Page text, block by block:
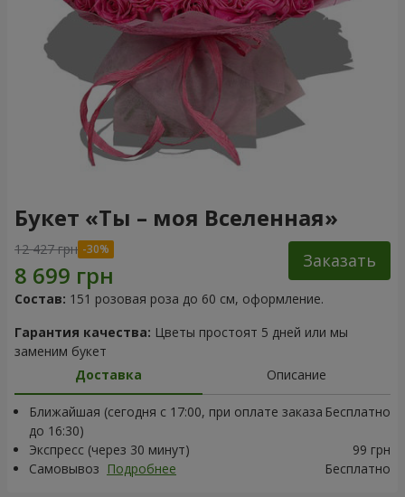
Букет «Ты – моя Вселенная»
12 427 грн
Заказать
Состав: 151 розовая роза до 60 см, оформление.
Гарантия качества: Цветы простоят 5 дней или мы
заменим букет
Доставка
Описание
Ближайшая (сегодня с 17:00, при оплате заказа
до 16:30)
Бесплатно
Экспресс (через 30 минут)
99 грн
Самовывоз Подробнее Бесплатно